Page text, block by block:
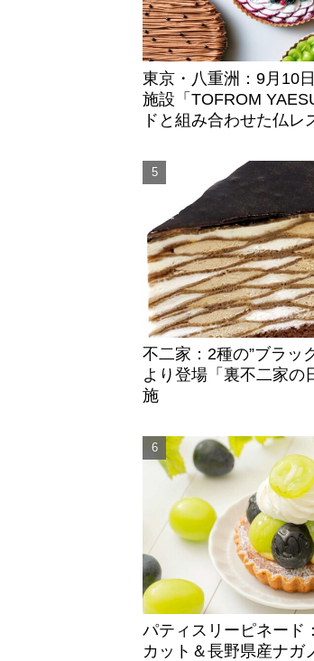
東京・八重洲：9月10
施設「TOFROM
ドと組み合わせた仏レ
不二家：2種の”ブラッ
より登場「裏不二家の
施
パティスリーピネード
カット＆長野県産ナガ